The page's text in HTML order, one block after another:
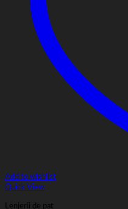
Add to wishlist
Quick View
Lenjerii de pat